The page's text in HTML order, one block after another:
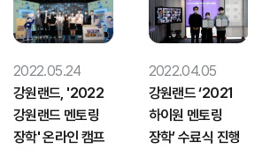
2022.05.24
강원랜드, '2022
강원랜드 멘토링
장학' 온라인 캠프
2022.04.05
강원랜드 ‘2021
하이원 멘토링
장학’ 수료식 진행